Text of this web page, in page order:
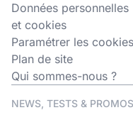
Données personnelles
et cookies
Paramétrer les cookies
Plan de site
Qui sommes-nous ?
NEWS, TESTS & PROMOS